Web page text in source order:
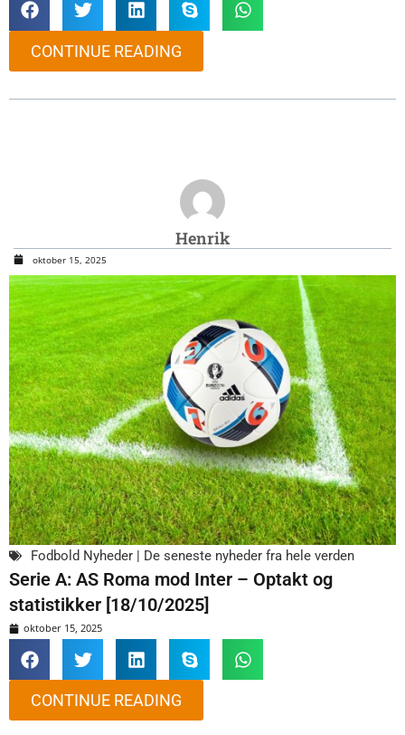
CONTINUE READING
Henrik
oktober 15, 2025
Fodbold Nyheder | De seneste nyheder fra hele verden
Serie A: AS Roma mod Inter – Optakt og
statistikker [18/10/2025]
oktober 15, 2025
CONTINUE READING